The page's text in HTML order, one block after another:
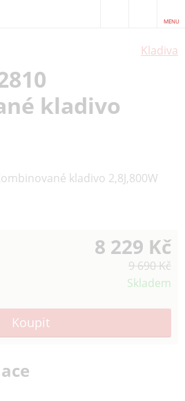
MENU
Kladiva
kladivo
8 229 Kč
9 690 Kč
Skladem